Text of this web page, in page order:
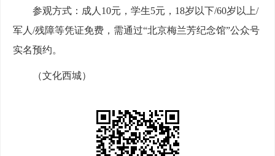
参观方式：成人10元，学生5元，18岁以下/60岁以上/
军人/残障等凭证免费，需通过“北京梅兰芳纪念馆”公众号
实名预约。
（文化西城）